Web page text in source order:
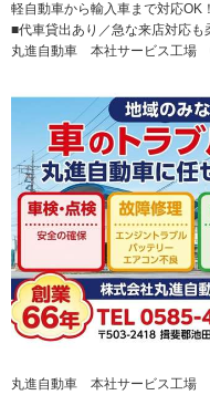
軽自動車から輸入車まで対応OK！
■代車貸出あり／急な来店対応も
丸進自動車 本社サービス工場
丸進自動車 本社サービス工場